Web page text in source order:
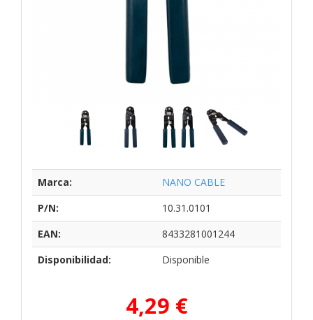
Marca:
NANO CABLE
P/N:
10.31.0101
EAN:
8433281001244
Disponibilidad:
Disponible
4,29 €